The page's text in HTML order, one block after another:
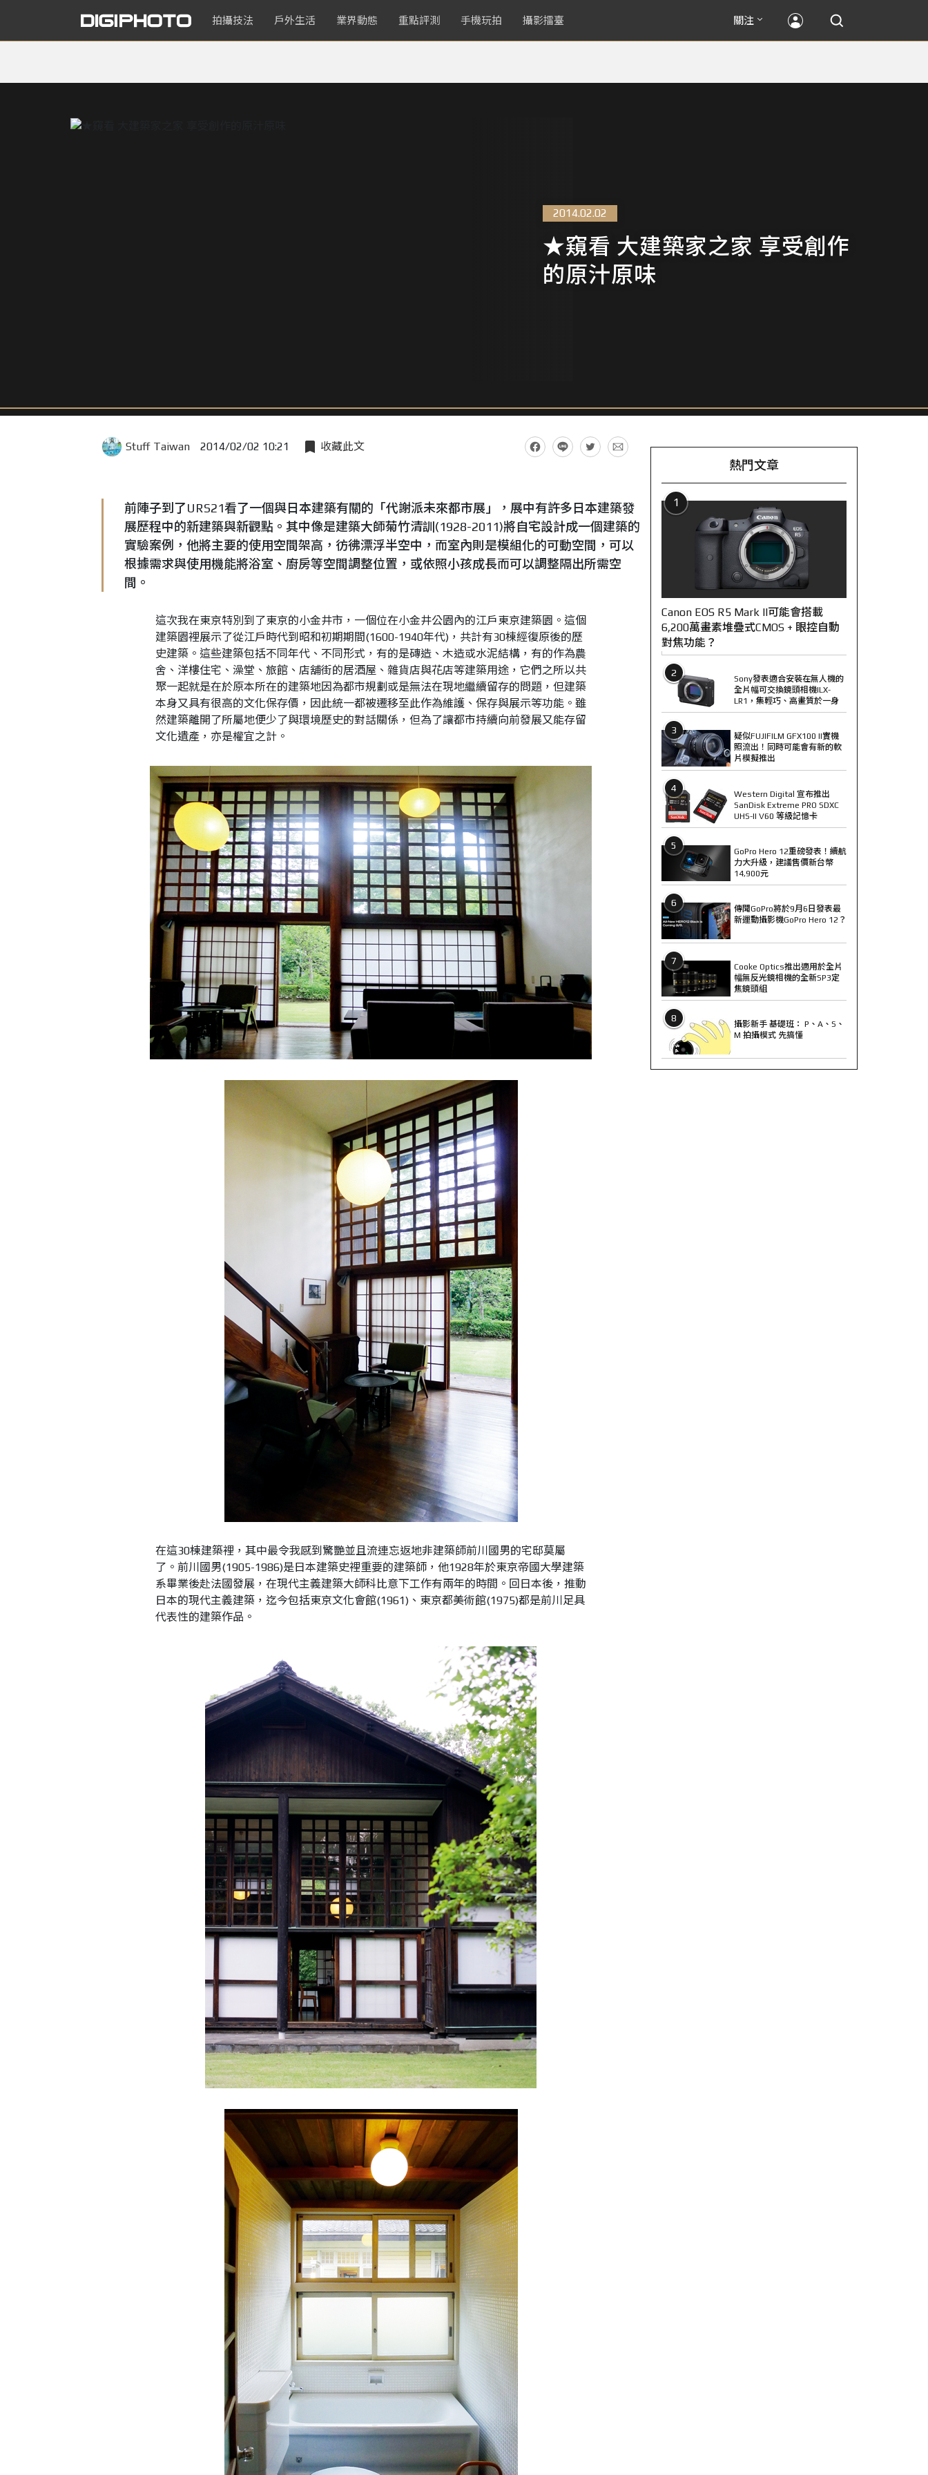
拍攝技法 戶外生活 業界動態 重點評測 手機玩拍 攝影擂臺 關注
2014.02.02
★窺看 大建築家之家 享受創作
的原汁原味
Stuff Taiwan 2014/02/02 10:21 收藏此文
前陣子到了URS21看了一個與日本建築有關的「代謝派未來都市展」，展中有許多日本建築發
展歷程中的新建築與新觀點。其中像是建築大師菊竹清訓 (1928-2011)將自宅設計成一個建築的
實驗案例，他將主要的使用空間架高，彷彿漂浮半空中，而室內則是模組化的可動空間，可以
根據需求與使用機能將浴室、廚房等空間調整位置，或依照小孩成長而可以調整隔出所需空
間。
這次我在東京特別到了東京的小金井市，一個位在小金井公園內的江戶東京建築園。這個
建築園裡展示了從江戶時代到昭和初期期間(1600-1940年代)，共計有30棟經復原後的歷
史建築。這些建築包括不同年代、不同形式，有的是磚造、木造或水泥結構，有的作為農
舍、洋樓住宅、澡堂、旅館、店舖街的居酒屋、雜貨店與花店等建築用途，它們之所以共
聚一起就是在於原本所在的建築地因為都市規劃或是無法在現地繼續留存的問題，但建築
本身又具有很高的文化保存價，因此統一都被遷移至此作為維護、保存與展示等功能。雖
然建築離開了所屬地便少了與環境歷史的對話關係，但為了讓都市持續向前發展又能存留
文化遺產，亦是權宜之計。
在這30棟建築裡，其中最令我感到驚艷並且流連忘返地非建築師前川國男的宅邸莫屬
了。前川國男(1905-1986)是日本建築史裡重要的建築師，他1928年於東京帝國大學建築
系畢業後赴法國發展，在現代主義建築大師科比意下工作有兩年的時間。回日本後，推動
日本的現代主義建築，迄今包括東京文化會館(1961)、東京都美術館(1975)都是前川足具
代表性的建築作品。
熱門文章
1
Canon EOS R5 Mark II可能會搭載
6,200萬畫素堆疊式CMOS + 眼控自動
對焦功能？
2
Sony發表適合安裝在無人機的
全片幅可交換鏡頭相機ILX-
LR1，集輕巧、高畫質於一身
3
疑似FUJIFILM GFX100 II實機
照流出！同時可能會有新的軟
片模擬推出
4
Western Digital 宣布推出
SanDisk Extreme PRO SDXC
UHS-II V60 等級記憶卡
5
GoPro Hero 12重磅發表！續航
力大升級，建議售價新台幣
14,900元
6
傳聞GoPro將於9月6日發表最
新運動攝影機GoPro Hero 12？
7
Cooke Optics推出適用於全片
幅無反光鏡相機的全新SP3定
焦鏡頭組
8
攝影新手 基礎班： P、A、S、
M 拍攝模式 先搞懂